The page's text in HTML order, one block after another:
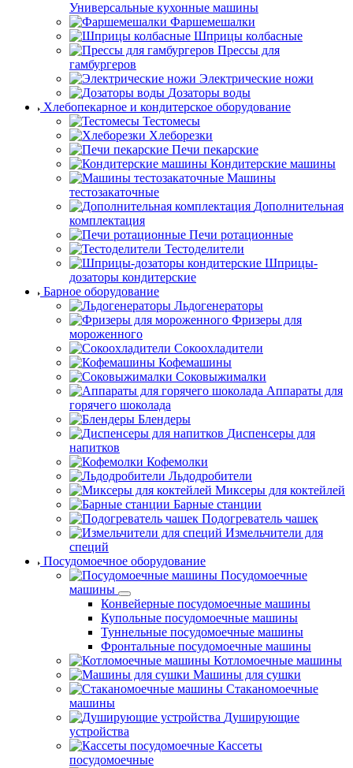
Универсальные кухонные машины
Фаршемешалки
Шприцы колбасные
Прессы для
гамбургеров
Электрические ножи
Дозаторы воды
Хлебопекарное и кондитерское оборудование
Тестомесы
Хлеборезки
Печи пекарские
Кондитерские машины
Машины
тестозакаточные
Дополнительная
комплектация
Печи ротационные
Тестоделители
Шприцы-
дозаторы кондитерские
Барное оборудование
Льдогенераторы
Фризеры для
мороженного
Сокоохладители
Кофемашины
Соковыжималки
Аппараты для
горячего шоколада
Блендеры
Диспенсеры для
напитков
Кофемолки
Льдодробители
Миксеры для коктейлей
Барные станции
Подогреватель чашек
Измельчители для
специй
Посудомоечное оборудование
Посудомоечные
машины
Конвейерные посудомоечные машины
Купольные посудомоечные машины
Туннельные посудомоечные машины
Фронтальные посудомоечные машины
Котломоечные машины
Машины для сушки
Стаканомоечные
машины
Душирующие
устройства
Кассеты
посудомоечные